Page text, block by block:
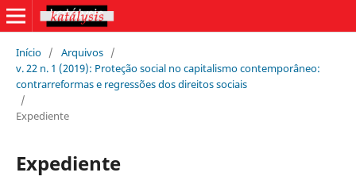
Início / Arquivos /
v. 22 n. 1 (2019): Proteção social no capitalismo contemporâneo:
contrarreformas e regressões dos direitos sociais
/
Expediente
Expediente